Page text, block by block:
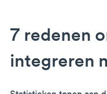
7 redenen
integreren